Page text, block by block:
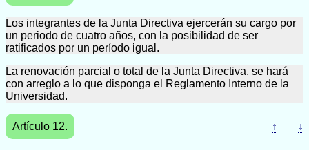
Los integrantes de la Junta Directiva ejercerán su cargo por
un periodo de cuatro años, con la posibilidad de ser
ratificados por un período igual.
La renovación parcial o total de la Junta Directiva, se hará
con arreglo a lo que disponga el Reglamento Interno de la
Universidad.
Artículo 12. ↑ ↓